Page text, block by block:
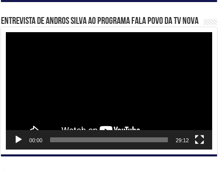
Entrevista de Andros Silva ao programa Fala Povo da TV Nova
00:00 29:12